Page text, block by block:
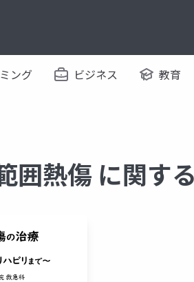
ング ビジネス 教育
囲熱傷 に関す